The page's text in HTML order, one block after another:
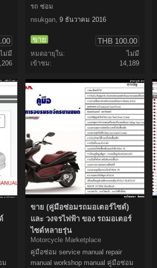
ไม่มี
รถ ซ่อม
nsukgan 9 ธันวาคม 2016
ขาย THB 100.00
หมดอายุใน:
ไม่มี
เข้าชม:
14,189
ม
ขาย (คู่มือซ่อมรถมอเตอร์ไซด์)
และ วงจรไฟฟ้า ของ รถมอเตอร์
ไซด์หลายรุ่น
Motorcycle Marketplace
คู่มือซ่อม service manual repair
manual workshop manual คู่มือซ่อม